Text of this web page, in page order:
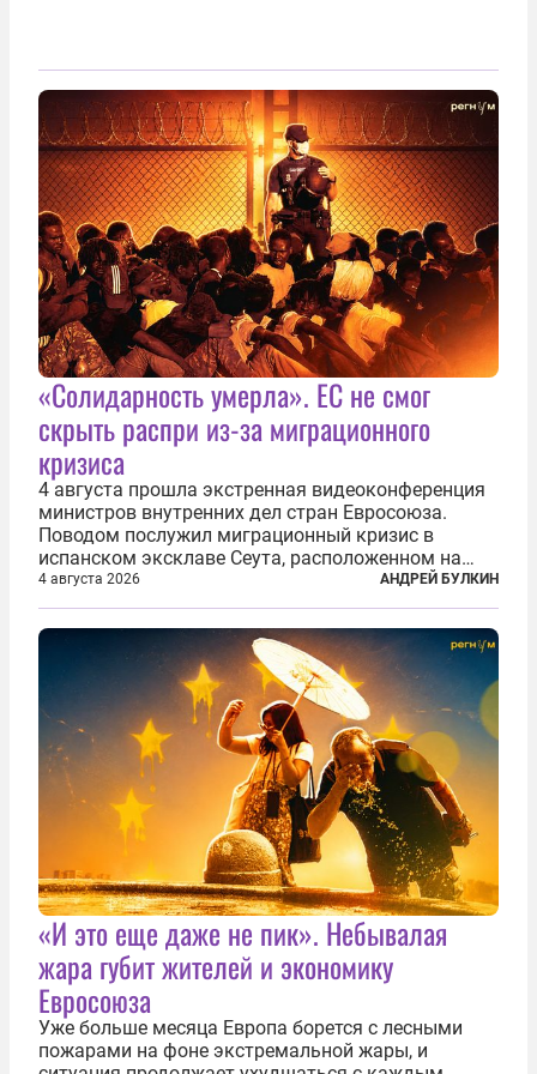
«Солидарность умерла». ЕС не смог
скрыть распри из-за миграционного
кризиса
4 августа прошла экстренная видеоконференция
министров внутренних дел стран Евросоюза.
Поводом послужил миграционный кризис в
испанском эксклаве Сеута, расположенном на
северном побережье Африки. В конце июля
границу между Марокко и испанской территорией
прорвали до 72 тысяч мигрантов. Подавляющее...
4 августа 2026 АНДРЕЙ БУЛКИН
«И это еще даже не пик». Небывалая
жара губит жителей и экономику
Евросоюза
Уже больше месяца Европа борется с лесными
пожарами на фоне экстремальной жары, и